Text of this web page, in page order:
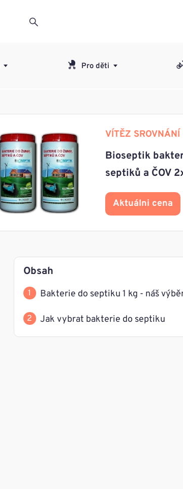
Pro děti
VÍTĚZ SROVNÁNÍ
Bioseptik
septiků a ČOV
Aktuálni cena
Obsah
Bakterie do septiku 1 kg - náš
Jak vybrat bakterie do septiku